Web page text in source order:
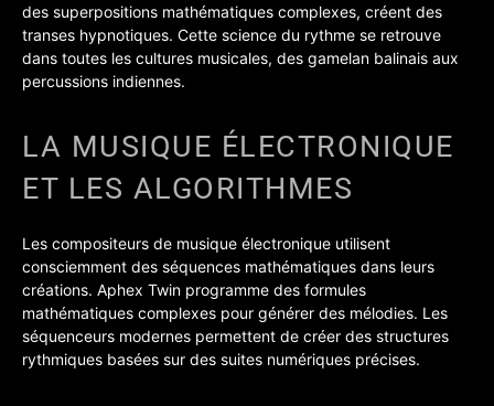
des superpositions mathématiques complexes, créent des
transes hypnotiques. Cette science du rythme se retrouve
dans toutes les cultures musicales, des gamelan balinais aux
percussions indiennes.
LA MUSIQUE ÉLECTRONIQUE
ET LES ALGORITHMES
Les compositeurs de musique électronique utilisent
consciemment des séquences mathématiques dans leurs
créations. Aphex Twin programme des formules
mathématiques complexes pour générer des mélodies. Les
séquenceurs modernes permettent de créer des structures
rythmiques basées sur des suites numériques précises.